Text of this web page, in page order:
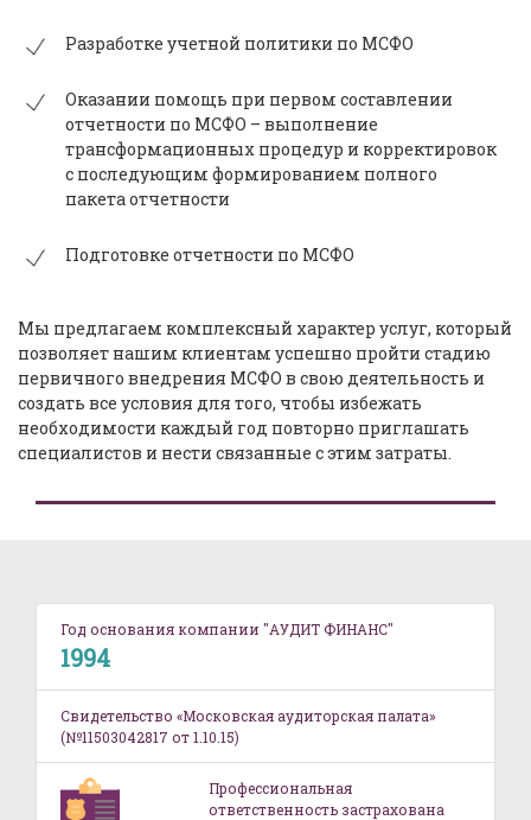
Разработке учетной политики по МСФО
Оказании помощь при первом составлении
отчетности по МСФО – выполнение
трансформационных процедур и корректировок
с последующим формированием полного
пакета отчетности
Подготовке отчетности по МСФО
Мы предлагаем комплексный характер услуг, который
позволяет нашим клиентам успешно пройти стадию
первичного внедрения МСФО в свою деятельность и
создать все условия для того, чтобы избежать
необходимости каждый год повторно приглашать
специалистов и нести связанные с этим затраты.
Год основания компании "АУДИТ ФИНАНС"
1994
Свидетельство «Московская аудиторская палата»
(№11503042817 от 1.10.15)
Профессиональная
ответственность застрахована